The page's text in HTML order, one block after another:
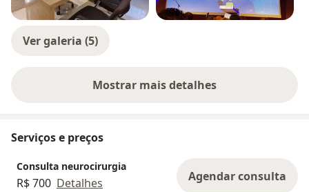
Ver galeria (5)
Mostrar mais detalhes
sobre a experiência
Serviços e preços
Consulta neurocirurgia
R$ 700 Detalhes Agendar consulta